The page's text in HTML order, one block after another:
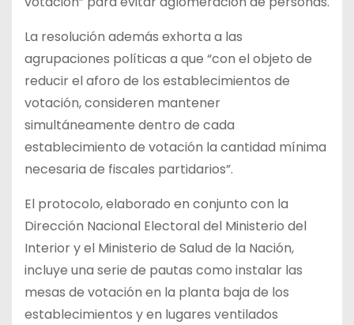
La resolución además exhorta a las
agrupaciones políticas a que “con el objeto de
reducir el aforo de los establecimientos de
votación, consideren mantener
simultáneamente dentro de cada
establecimiento de votación la cantidad mínima
necesaria de fiscales partidarios”.
El protocolo, elaborado en conjunto con la
Dirección Nacional Electoral del Ministerio del
Interior y el Ministerio de Salud de la Nación,
incluye una serie de pautas como instalar las
mesas de votación en la planta baja de los
establecimientos y en lugares ventilados